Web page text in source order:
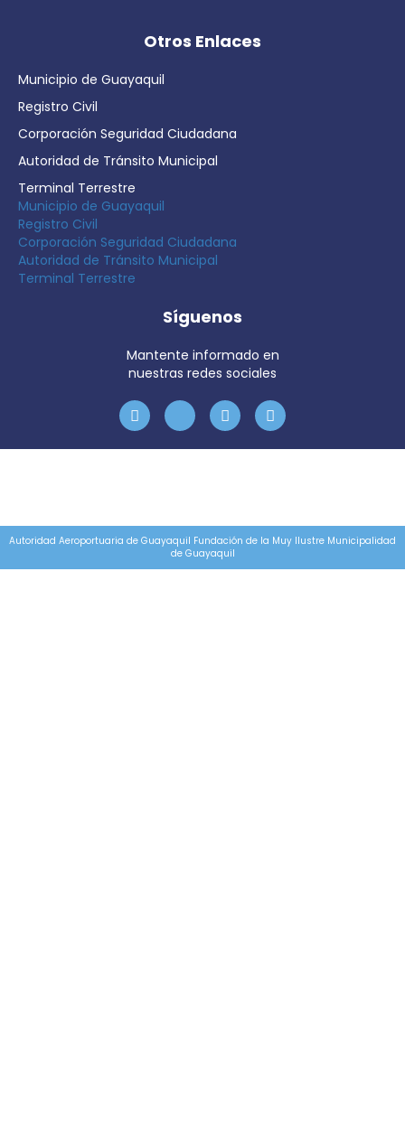
Otros Enlaces
Municipio de Guayaquil
Registro Civil
Corporación Seguridad Ciudadana
Autoridad de Tránsito Municipal
Terminal Terrestre
Municipio de Guayaquil
Registro Civil
Corporación Seguridad Ciudadana
Autoridad de Tránsito Municipal
Terminal Terrestre
Síguenos
Mantente informado en
nuestras redes sociales
Autoridad Aeroportuaria de Guayaquil Fundación de la Muy Ilustre Municipalidad
de Guayaquil